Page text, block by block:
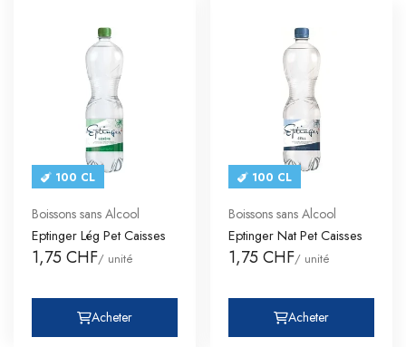
100 CL
Boissons sans Alcool
Eptinger Lég Pet Caisses
1,75 CHF/ unité
Acheter
100 CL
Boissons sans Alcool
Eptinger Nat Pet Caisses
1,75 CHF/ unité
Acheter